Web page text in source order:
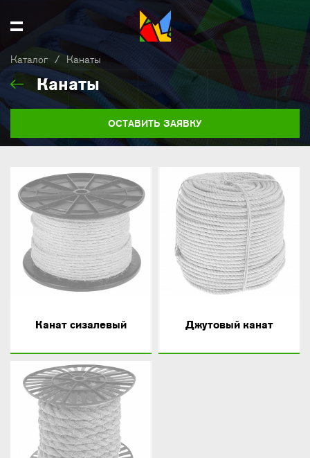
Каталог / Канаты
Канаты
ОСТАВИТЬ ЗАЯВКУ
Канат сизалевый Джутовый канат